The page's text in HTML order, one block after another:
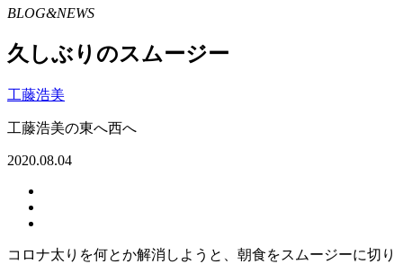
BLOG&NEWS
久しぶりのスムージー
工藤浩美
工藤浩美の東へ西へ
2020.08.04
コロナ太りを何とか解消しようと、朝食をスムージーに切り